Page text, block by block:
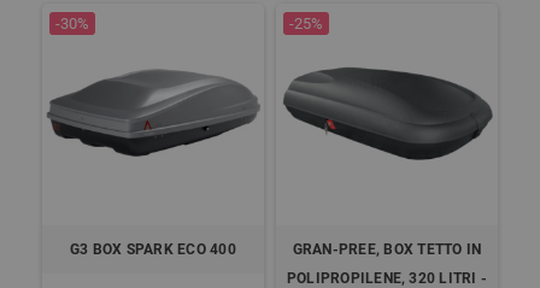
-30%
G3 BOX SPARK ECO 400
-25%
GRAN-PREE, BOX TETTO IN
POLIPROPILENE, 320 LITRI -